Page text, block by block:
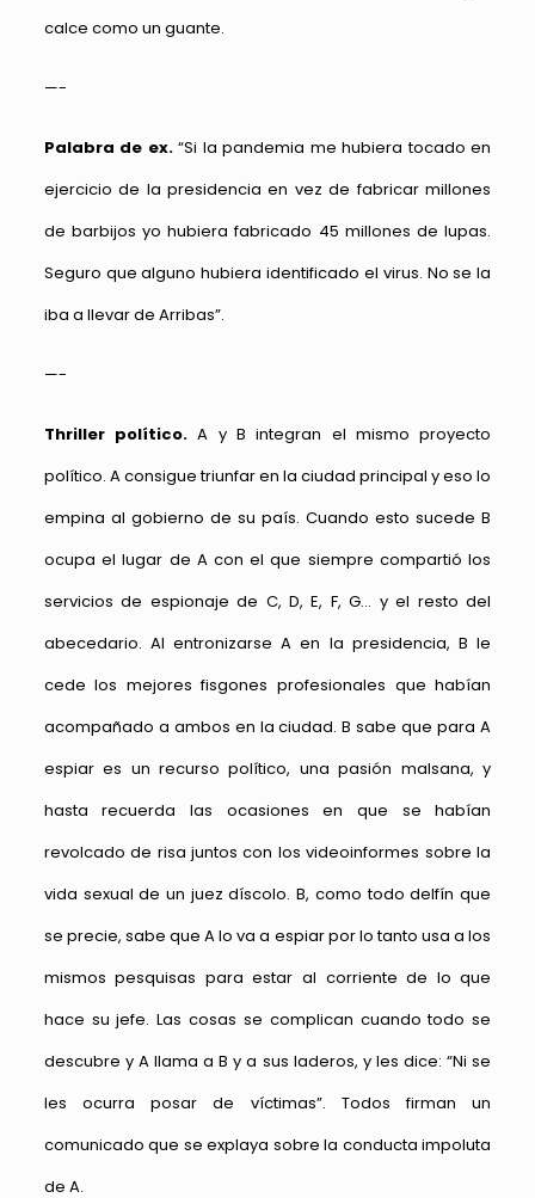
calce como un guante.
—-
Palabra de ex.“Si la pandemia me hubiera tocado en
ejercicio de la presidencia en vez de fabricar millones
de barbijos yo hubiera fabricado 45 millones de lupas.
Seguro que alguno hubiera identificado el virus. No se la
iba a llevar de Arribas”.
—-
Thriller político.A y B integran el mismo proyecto
político. A consigue triunfar en la ciudad principal y eso lo
empina al gobierno de su país. Cuando esto sucede B
ocupa el lugar de A con el que siempre compartió los
servicios de espionaje de C, D, E, F, G… y el resto del
abecedario. Al entronizarse A en la presidencia, B le
cede los mejores fisgones profesionales que habían
acompañado a ambos en la ciudad. B sabe que para A
espiar es un recurso político, una pasión malsana, y
hasta recuerda las ocasiones en que se habían
revolcado de risa juntos con los videoinformes sobre la
vida sexual de un juez díscolo. B, como todo delfín que
se precie, sabe que A lo va a espiar por lo tanto usa a los
mismos pesquisas para estar al corriente de lo que
hace su jefe. Las cosas se complican cuando todo se
descubre y A llama a B y a sus laderos, y les dice: “Ni se
les ocurra posar de víctimas”. Todos firman un
comunicado que se explaya sobre la conducta impoluta
de A.